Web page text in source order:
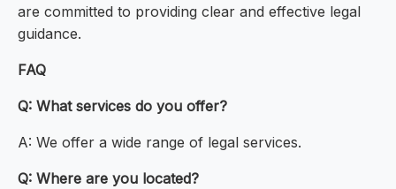
are committed to providing clear and effective legal
guidance.
FAQ
Q: What services do you offer?
A: We offer a wide range of legal services.
Q: Where are you located?